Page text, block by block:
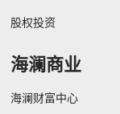
股权投资
海澜商业
海澜财富中心